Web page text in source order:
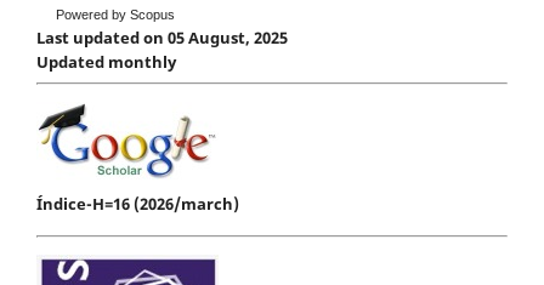
Powered by Scopus
Last updated on 05 August, 2025
Updated monthly
Índice-H=16 (2026/march)